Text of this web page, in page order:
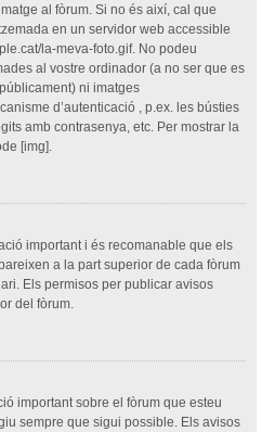
al fòrum. Si no és així, cal que
en un servidor web accessible
la-meva-foto.gif. No podeu
al vostre ordinador (a no ser que es
ni imatges
d’autenticació , p.ex. les bústies
amb contrasenya, etc. Per mostrar la
[img].
important i és recomanable que els
a la part superior de cada fòrum
Els permisos per publicar avisos
del fòrum.
important sobre el fòrum que esteu
sempre que sigui possible. Els avisos